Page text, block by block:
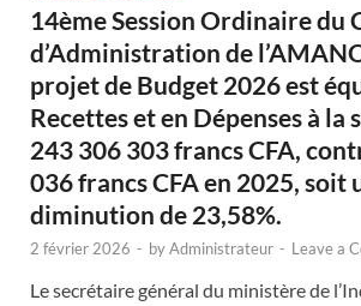
14ème Session Ordinaire du
d’Administration de
projet de Budget 2026 est
Recettes et en Dépenses à la
243 306 303 francs CFA,
036 francs CFA en 2025, soit
diminution de 23,58%.
2 février 2026 - byAdministrateur - Leave a
Le secrétaire général du ministère de